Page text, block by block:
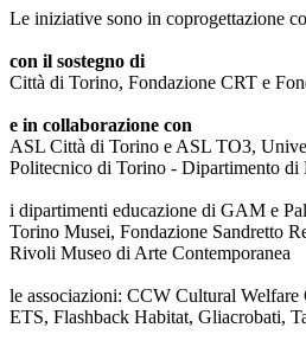
Le iniziative sono in coprogettazione
con il sostegno di
Città di Torino, Fondazione CRT e
e in collaborazione con
ASL Città di Torino e ASL TO3,
Politecnico di Torino - Dipartimento di
i dipartimenti educazione di GAM e
Torino Musei, Fondazione Sandretto
Rivoli Museo di Arte Contemporanea
le associazioni: CCW Cultural Welfare
ETS, Flashback Habitat, Gliacrobati,